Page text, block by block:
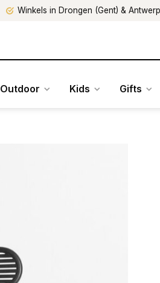
Winkels in Drongen (Gent) &
Outdoor Kids Gifts